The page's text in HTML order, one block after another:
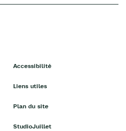
Accessibilité
Liens utiles
Plan du site
StudioJuillet